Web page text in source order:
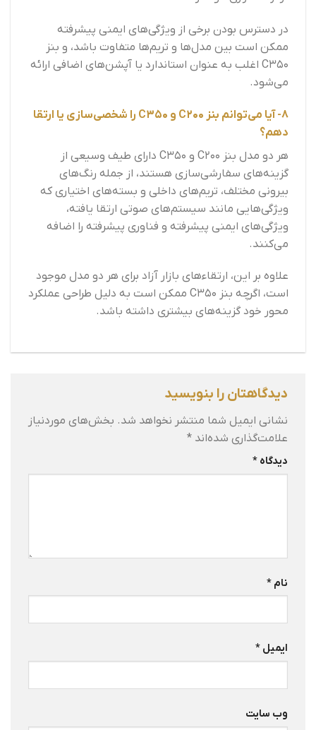
در دسترس بودن برخی از ویژگی‌های ایمنی پیشرفته
ممکن است بین مدل‌ها و تریم‌ها متفاوت باشد، و بنز
C350 اغلب به عنوان استاندارد یا آپشن‌های اضافی ارائه
می‌شود.
8- آیا می‌توانم بنز C200 و C350 را شخصی‌سازی یا ارتقا
دهم؟
هر دو مدل بنز C200 و C350 دارای طیف وسیعی از
گزینه‌های سفارشی‌سازی هستند، از جمله رنگ‌های
بیرونی مختلف، تریم‌های داخلی و بسته‌های اختیاری که
ویژگی‌هایی مانند سیستم‌های صوتی ارتقا یافته،
ویژگی‌های ایمنی پیشرفته و فناوری پیشرفته را اضافه
می‌کنند.
علاوه بر این، ارتقاءهای بازار آزاد برای هر دو مدل موجود
است، اگرچه بنز C350 ممکن است به دلیل طراحی عملکرد
محور خود گزینه‌های بیشتری داشته باشد.
دیدگاهتان را بنویسید
نشانی ایمیل شما منتشر نخواهد شد. بخش‌های موردنیاز
علامت‌گذاری شده‌اند *
دیدگاه *
نام *
ایمیل *
وب‌ سایت